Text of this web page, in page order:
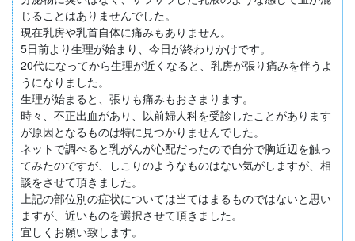
じることはありませんでした。
現在乳房や乳首自体に痛みもありません。
5日前より生理が始まり、今日が終わりかけです。
20代になってから生理が近くなると、乳房が張り痛みを伴うよ
うになりました。
生理が始まると、張りも痛みもおさまります。
時々、不正出血があり、以前婦人科を受診したことがあります
が原因となるものは特に見つかりませんでした。
ネットで調べると乳がんが心配だったので自分で胸近辺を触っ
てみたのですが、しこりのようなものはない気がしますが、相
談をさせて頂きました。
上記の部位別の症状については当てはまるものではないと思い
ますが、近いものを選択させて頂きました。
宜しくお願い致します。